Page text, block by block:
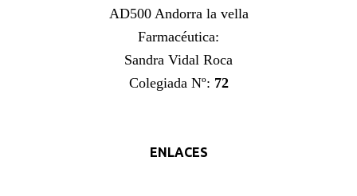
AD500 Andorra la vella
Farmacéutica:
Sandra Vidal Roca
Colegiada Nº: 72
ENLACES